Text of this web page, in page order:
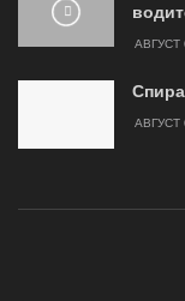
АВГУСТ
АВГУСТ